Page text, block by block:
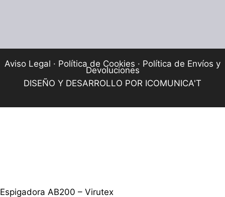
Aviso Legal · Política de Cookies · Política de Envíos y
Devoluciones
DISEÑO Y DESARROLLO POR ICOMUNICA'T
Espigadora AB200 – Virutex